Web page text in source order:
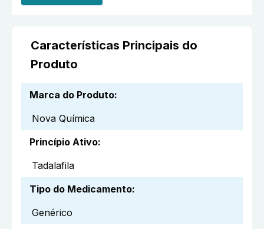
Características Principais do
Produto
Marca do Produto:
Nova Química
Princípio Ativo:
Tadalafila
Tipo do Medicamento:
Genérico